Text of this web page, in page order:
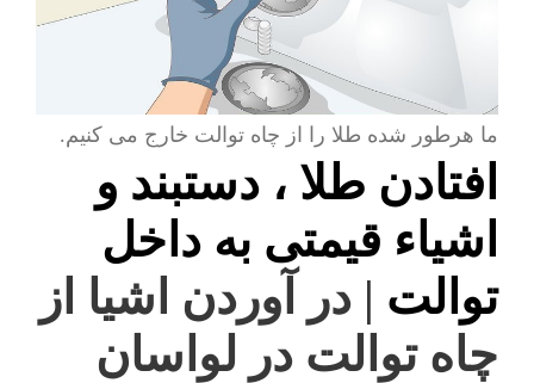
ما هرطور شده طلا را از چاه توالت خارج می کنیم.
افتادن طلا ، دستبند و
اشیاء قیمتی به داخل
توالت | در آوردن اشیا از
چاه توالت در لواسان